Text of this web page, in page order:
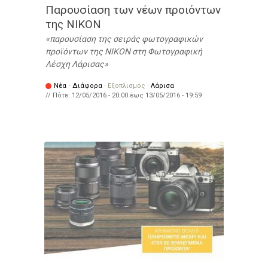
Παρουσίαση των νέων προιόντων
της NIKON
παρουσίαση της σειράς φωτογραφικών
προϊόντων της NIKON στη Φωτογραφική
Λέσχη Λάρισας
Νέα · Διάφορα · Εξοπλισμός · Λάρισα
// Πότε: 12/05/2016 - 20:00 έως 13/05/2016 - 19:59